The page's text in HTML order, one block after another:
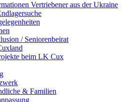
Vertriebener aus der Ukraine
/ Seniorenbeirat
beim LK Cux
& Familien